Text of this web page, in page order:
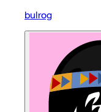
bulrog